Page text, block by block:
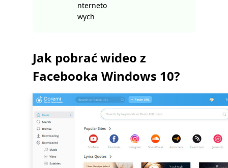
nterneto
wych
Jak pobrać wideo z
Facebooka Windows 10?